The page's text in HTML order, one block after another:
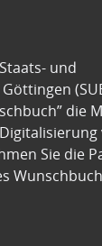
und
die
Sie die